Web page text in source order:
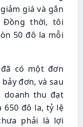
giá và gắn
Đồng thời, tôi
50 đô la mỗi
có một đơn
đơn, và sau
doanh thu đạt
650 đô la, tỷ lệ
phải là lợi